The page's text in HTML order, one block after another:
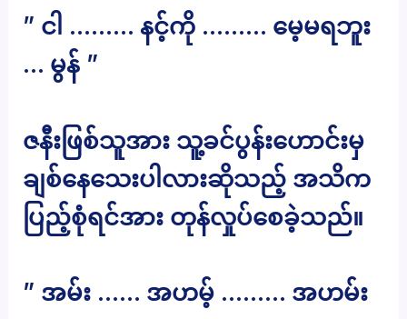
” ငါ ……… နင့်ကို ……… မေ့မရဘူး
… မွန် ”
ဇနီးဖြစ်သူအား သူ့ခင်ပွန်းဟောင်းမှ
ချစ်နေသေးပါလားဆိုသည့် အသိက
ပြည့်စုံရင်အား တုန်လှုပ်စေခဲ့သည်။
” အမ်း …… အဟမ့် ……… အဟမ်း